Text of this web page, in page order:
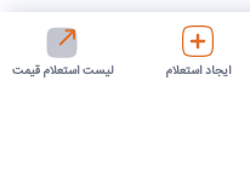
ایجاد استعلام لیست استعلام قیمت